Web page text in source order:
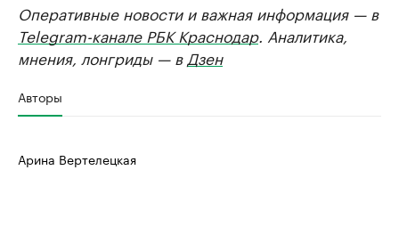
Оперативные новости и важная информация — в
Telegram-канале РБК Краснодар. Аналитика,
мнения, лонгриды — в Дзен
Авторы
Арина Вертелецкая